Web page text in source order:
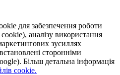
для забезпечення роботи
аналізу використання
зусиллях
сторонніми
Більш детальна інформація
cookie.